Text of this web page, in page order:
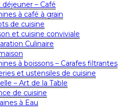
– Café
à café à grain
de cuisine
et cuisine conviviale
Culinaire
à boissons – Carafes filtrantes
et ustensiles de cuisine
– Art de la Table
de cuisine
à Eau